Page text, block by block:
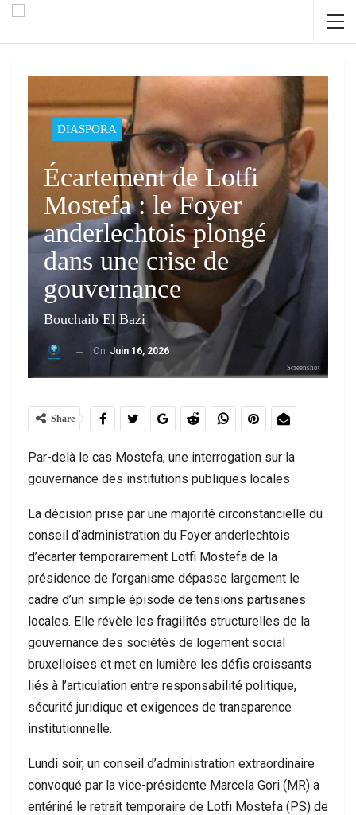
DIASPORA
Écartement de Lotfi
Mostefa : le Foyer
anderlechtois plongé
dans une crise de
gouvernance
Bouchaib El Bazi
On Juin 16, 2026
Screenshot
Share
Par-delà le cas Mostefa, une interrogation sur la
gouvernance des institutions publiques locales
La décision prise par une majorité circonstancielle du
conseil d’administration du Foyer anderlechtois
d’écarter temporairement Lotfi Mostefa de la
présidence de l’organisme dépasse largement le
cadre d’un simple épisode de tensions partisanes
locales. Elle révèle les fragilités structurelles de la
gouvernance des sociétés de logement social
bruxelloises et met en lumière les défis croissants
liés à l’articulation entre responsabilité politique,
sécurité juridique et exigences de transparence
institutionnelle.
Lundi soir, un conseil d’administration extraordinaire
convoqué par la vice-présidente Marcela Gori (MR) a
entériné le retrait temporaire de Lotfi Mostefa (PS) de